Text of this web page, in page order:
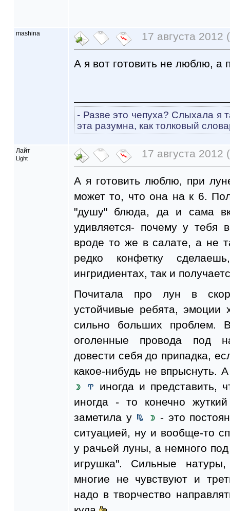
mashina 17 августа 2012
А я вот готовить не люблю,
- Разве это чепуха? Слыхала я
эта разумна, как толковый
Лайт
Light 17 августа 2012
А я готовить люблю, при
может то, что она на к 6.
"душу" блюда, да и сама
удивляется- почему у тебя
вроде то же в салате, а не
редко конфетку
ингридиентах, так и
Почитала про лун в
устойчивые ребята, эмоции
сильно больших проблем.
оголенные провода под
довести себя до припадка,
какое-нибудь не впрыснуть.
иногда и представить,
иногда - то конечно
заметила у
- это
ситуацией, ну и вообще-то
у рачьей луны, а немного
игрушка". Сильные
многие не чувствуют и
надо в творчество